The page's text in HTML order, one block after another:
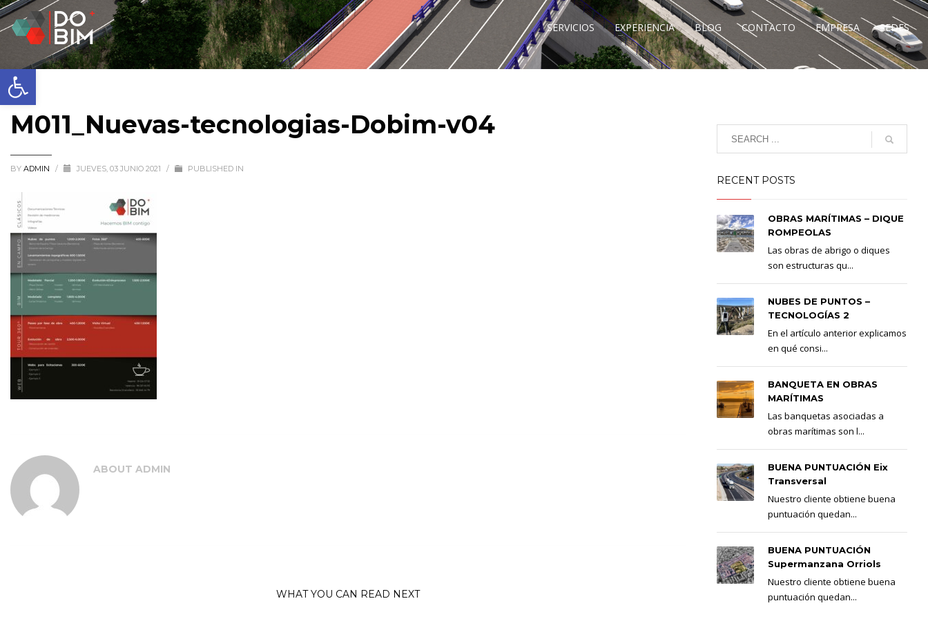
Abrir barra de herramientas
SERVICIOS EXPERIENCIA BLOG CONTACTO EMPRESA SEDES
M011_Nuevas-tecnologias-Dobim-v04
BY ADMIN / JUEVES, 03 JUNIO 2021 / PUBLISHED IN
ABOUT ADMIN
WHAT YOU CAN READ NEXT
RECENT POSTS
OBRAS MARÍTIMAS – DIQUE
ROMPEOLAS
Las obras de abrigo o diques
son estructuras qu...
NUBES DE PUNTOS –
TECNOLOGÍAS 2
En el artículo anterior explicamos
en qué consi...
BANQUETA EN OBRAS
MARÍTIMAS
Las banquetas asociadas a
obras marítimas son l...
BUENA PUNTUACIÓN Eix
Transversal
Nuestro cliente obtiene buena
puntuación quedan...
BUENA PUNTUACIÓN
Supermanzana Orriols
Nuestro cliente obtiene buena
puntuación quedan...